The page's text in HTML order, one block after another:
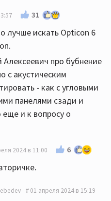
31
лучше искать Opticon 6
про бубнение
с акустическим
- как с угловыми
панелями сзади и
и к вопросу о
2024 в 11:00 6
01 апреля 2024 в 15:19